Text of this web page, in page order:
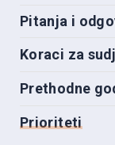
Pitanja i
Koraci za
Prethodne
Prioriteti